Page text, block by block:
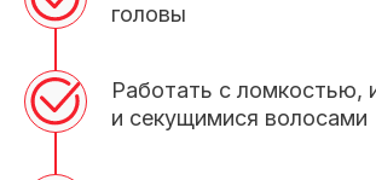
головы
Работать с ломкостью,
и секущимися волосами